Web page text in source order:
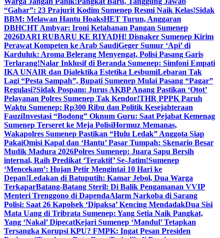
“Gahar”: 23 Prajurit Kodim Sumenep Resmi Naik Kelas!Sidak
BBM: Melawan Hantu HoaksHET Turun, Anggaran
DBHCHT Ambyar: Ironi Ketahanan Pangan Sumenep
2026DARI RUBARU KE RIYADH! Disnaker Sumenep Kirim
Perawat Kompeten ke Arab SaudiGeger Sumur ‘Api’ di
Karduluk: Aroma Belerang Menyengat, Polisi Pasang Garis
Terlarang!Nalar Inklusif di Beranda Sumenep: Simfoni Empati
IKA UNAIR dan Dialektika Estetika LesbumiLebaran Tak
Lagi “Pesta Sampah”, Bupati Sumenep Mulai Pasang “Pagar”
Regulasi?Sidak Pospam: Jurus AKBP Anang Pastikan ‘Otot’
Pelayanan Polres Sumenep Tak Kendor!THR PPPK Paruh
Waktu Sumenep: Rp300 Ribu dan Politik Kesejahteraan
FauziInvestasi “Bodong” Oknum Guru: Saat Pejabat Kemenag
Sumenep Terseret ke Meja PolisiHormuz Memanas,
Wakapolres Sumenep Pastikan “Hulu Ledak” Anggota Siap
PakaiOmisi Kapal dan ‘Hantu’ Pasar Tumpah: Skenario Besar
Mudik Madura 2026Polres Sumenep: Juara Sapu Bersih
internal, Raih Predikat ‘Teraktif’ Se-Jatim!Sumenep
‘Mencekam’: Hujan Petir Mengintai 10 Hari ke
Depan!Ledakan di Batuputih: Kamar Jebol, Dua Warga
TerkaparBatang-Batang Steril: Di Balik Pengamanan VVIP
Menteri Trenggono di DapendaAlarm Narkoba di Sarang
Polisi: Saat 26 Kapolsek ‘Dipaksa’ Kencing MendadakDua Sisi
Mata Uang di Tribrata Sumenep: Yang Setia Naik Pangkat,
Yang ‘Nakal’ DipecatKejari Sumenep ‘Mandul’ Tetapkan
Tersangka Korupsi KPU? FMPK: Ingat Pesan Presiden